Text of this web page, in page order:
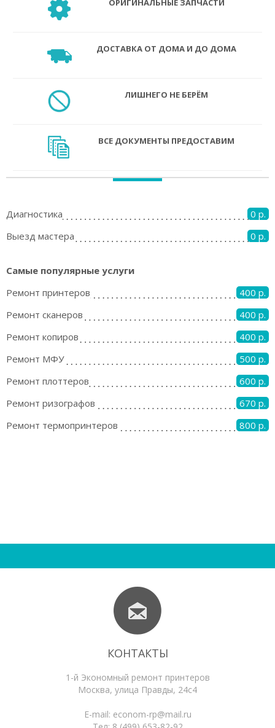
ОРИГИНАЛЬНЫЕ ЗАПЧАСТИ
ДОСТАВКА ОТ ДОМА И ДО ДОМА
ЛИШНЕГО НЕ БЕРЁМ
ВСЕ ДОКУМЕНТЫ ПРЕДОСТАВИМ
Диагностика
0 р.
Выезд мастера
0 р.
Самые популярные услуги
Ремонт принтеров
400 р.
Ремонт сканеров
400 р.
Ремонт копиров
400 р.
Ремонт МФУ
500 р.
Ремонт плоттеров
600 р.
Ремонт ризографов
670 р.
Ремонт термопринтеров
800 р.
КОНТАКТЫ
1-й Экономный ремонт принтеров
Москва, улица Правды, 24с4
E-mail: econom-rp@mail.ru